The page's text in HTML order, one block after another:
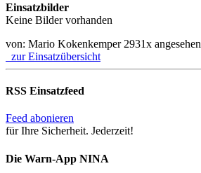
Einsatzbilder
Keine Bilder vorhanden
von: Mario Kokenkemper 2931x angesehen
zur Einsatzübersicht
RSS Einsatzfeed
Feed abonieren
für Ihre Sicherheit. Jederzeit!
Die Warn-App NINA